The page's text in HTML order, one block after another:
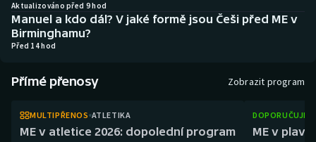
Basketbal
Biatlon
Boby a skeleton
Box
Aplikace ČT sport
AZ kvíz
Aktualizováno před 9 hod
Manuel a kdo dál? V jaké formě jsou Češi před ME v
Birminghamu?
Před 14 hod
Přímé přenosy Zobrazit program
MULTIPŘENOS ATLETIKA
ME v atletice 2026: dopolední program ME v